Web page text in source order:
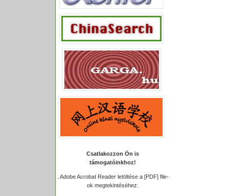
Csatlakozzon Ön is
támogatóinkhoz!
Adobe Acrobat Reader letöltése a [PDF] file-
ok megtekintéséhez.